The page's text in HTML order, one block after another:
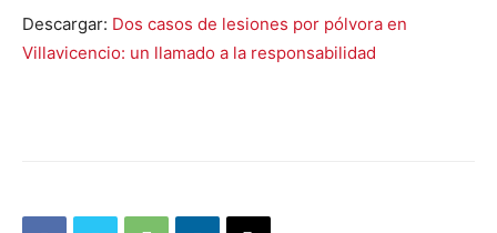
Descargar: Dos casos de lesiones por pólvora en
Villavicencio: un llamado a la responsabilidad